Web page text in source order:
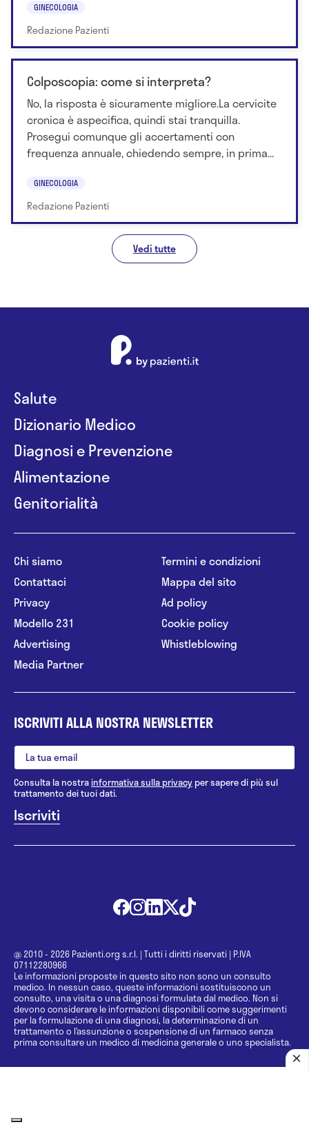
GINECOLOGIA
Redazione Pazienti
Colposcopia: come si interpreta?
No, la risposta è sicuramente migliore.La cervicite
cronica è aspecifica, quindi stai tranquilla.
Prosegui comunque gli accertamenti con
frequenza annuale, chiedendo sempre, in prima...
GINECOLOGIA
Redazione Pazienti
Vedi tutte
Salute
Dizionario Medico
Diagnosi e Prevenzione
Alimentazione
Genitorialità
Chi siamo
Contattaci
Privacy
Modello 231
Advertising
Media Partner
Termini e condizioni
Mappa del sito
Ad policy
Cookie policy
Whistleblowing
ISCRIVITI ALLA NOSTRA NEWSLETTER
Consulta la nostrainformativa sulla privacy per sapere di più sul
trattamento dei tuoi dati.
@ 2010 - 2026 Pazienti.org s.r.l. | Tutti i diritti riservati | P.IVA
07112280966
Le informazioni proposte in questo sito non sono un consulto
medico. In nessun caso, queste informazioni sostituiscono un
consulto, una visita o una diagnosi formulata dal medico. Non si
devono considerare le informazioni disponibili come suggerimenti
per la formulazione di una diagnosi, la determinazione di un
trattamento o l’assunzione o sospensione di un farmaco senza
prima consultare un medico di medicina generale o uno specialista.